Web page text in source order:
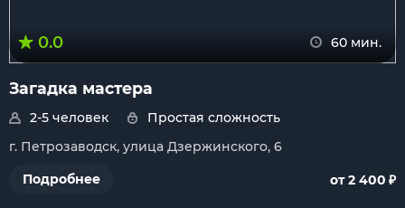
0.0 60 мин.
Загадка мастера
2-5 человек
Простая сложность
г. Петрозаводск, улица Дзержинского, 6
Подробнее
от 2 400 ₽